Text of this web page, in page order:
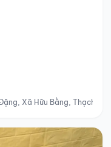
Đông, Hà Nội
Xã Hữu Bằng, Thạch